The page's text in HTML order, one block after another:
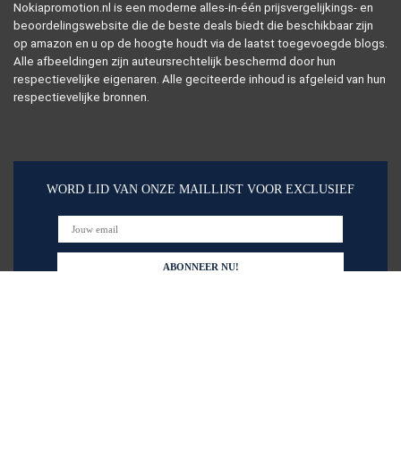
Nokiapromotion.nl is een moderne alles-in-één prijsvergelijkings- en
beoordelingswebsite die de beste deals biedt die beschikbaar zijn
op amazon en u op de hoogte houdt via de laatst toegevoegde blogs.
Alle afbeeldingen zijn auteursrechtelijk beschermd door hun
respectievelijke eigenaren. Alle geciteerde inhoud is afgeleid van hun
respectievelijke bronnen.
WORD LID VAN ONZE MAILLIJST VOOR EXCLUSIEF